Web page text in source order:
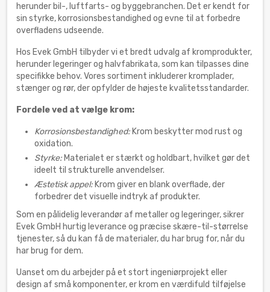
herunder bil-, luftfarts- og byggebranchen. Det er kendt for
sin styrke, korrosionsbestandighed og evne til at forbedre
overfladens udseende.
Hos Evek GmbH tilbyder vi et bredt udvalg af kromprodukter,
herunder legeringer og halvfabrikata, som kan tilpasses dine
specifikke behov. Vores sortiment inkluderer kromplader,
stænger og rør, der opfylder de højeste kvalitetsstandarder.
Fordele ved at vælge krom:
Korrosionsbestandighed: Krom beskytter mod rust og
oxidation.
Styrke: Materialet er stærkt og holdbart, hvilket gør det
ideelt til strukturelle anvendelser.
Æstetisk appel: Krom giver en blank overflade, der
forbedrer det visuelle indtryk af produkter.
Som en pålidelig leverandør af metaller og legeringer, sikrer
Evek GmbH hurtig leverance og præcise skære-til-størrelse
tjenester, så du kan få de materialer, du har brug for, når du
har brug for dem.
Uanset om du arbejder på et stort ingeniørprojekt eller
design af små komponenter, er krom en værdifuld tilføjelse